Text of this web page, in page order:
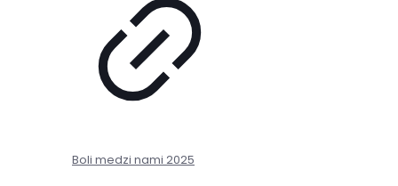
Boli medzi nami 2025